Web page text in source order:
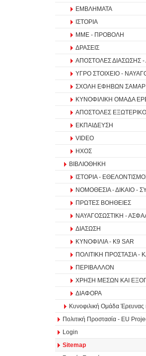
ΕΜΒΛΗΜΑΤΑ
ΙΣΤΟΡΙΑ
ΜΜΕ - ΠΡΟΒΟΛΗ
ΔΡΑΣΕΙΣ
ΑΠΟΣΤΟΛΕΣ ΔΙΑΣΩΣΗΣ
ΥΓΡΟ ΣΤΟΙΧΕΙΟ -
ΣΧΟΛΗ ΕΦΗΒΩΝ
ΚΥΝΟΦΙΛΙΚΗ ΟΜΑΔΑ
ΑΠΟΣΤΟΛΕΣ
ΕΚΠΑΙΔΕΥΣΗ
VIDEO
ΗΧΟΣ
ΒΙΒΛΙΟΘΗΚΗ
ΙΣΤΟΡΙΑ -
ΝΟΜΟΘΕΣΙΑ - ΔΙΚΑΙΟ -
ΠΡΩΤΕΣ ΒΟΗΘΕΙΕΣ
ΝΑΥΑΓΟΣΩΣΤΙΚΗ -
ΔΙΑΣΩΣΗ
ΚΥΝΟΦΙΛΙΑ - K9 SAR
ΠΟΛΙΤΙΚΗ ΠΡΟΣΤΑΣΙΑ -
ΠΕΡΙΒΑΛΛΟΝ
ΧΡΗΣΗ ΜΕΣΩΝ ΚΑΙ
ΔΙΑΦΟΡΑ
Κυνοφιλική Ομάδα
Πολιτική Προστασία - ΕU
Login
Sitemap